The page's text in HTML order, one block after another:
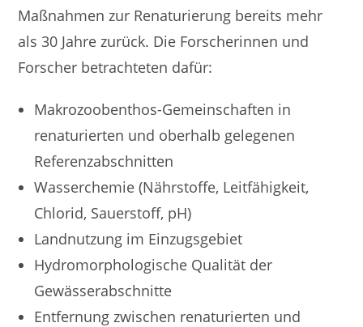
Maßnahmen zur Renaturierung bereits mehr
als 30 Jahre zurück. Die Forscherinnen und
Forscher betrachteten dafür:
Makrozoobenthos-Gemeinschaften in
renaturierten und oberhalb gelegenen
Referenzabschnitten
Wasserchemie (Nährstoffe, Leitfähigkeit,
Chlorid, Sauerstoff, pH)
Landnutzung im Einzugsgebiet
Hydromorphologische Qualität der
Gewässerabschnitte
Entfernung zwischen renaturierten und